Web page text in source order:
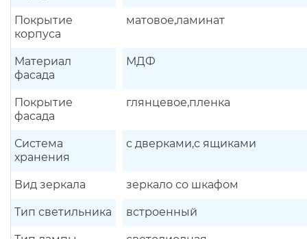
Покрытие
корпуса
матовое,ламинат
Материал
фасада
МДФ
Покрытие
фасада
глянцевое,пленка
Система
хранения
с дверками,с ящиками
Вид зеркала зеркало со шкафом
Тип светильника встроенный